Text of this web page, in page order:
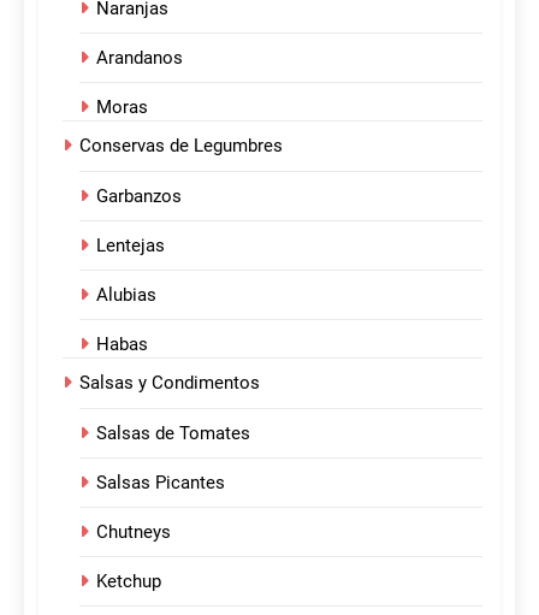
Naranjas
Arandanos
Moras
Conservas de Legumbres
Garbanzos
Lentejas
Alubias
Habas
Salsas y Condimentos
Salsas de Tomates
Salsas Picantes
Chutneys
Ketchup